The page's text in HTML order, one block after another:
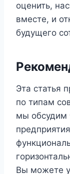
оценить,
вместе, и
будущего
Эта статья
по типам
мы обсудим
Вы можете